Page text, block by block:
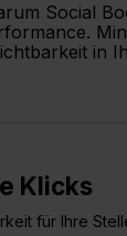
Social
in
Klicks
für Ihre